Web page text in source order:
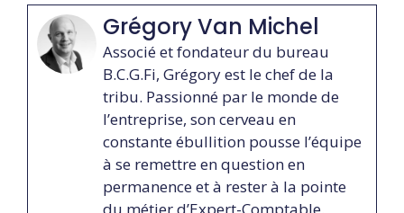
Grégory Van Michel
Associé et fondateur du bureau
B.C.G.Fi, Grégory est le chef de la
tribu. Passionné par le monde de
l’entreprise, son cerveau en
constante ébullition pousse l’équipe
à se remettre en question en
permanence et à rester à la pointe